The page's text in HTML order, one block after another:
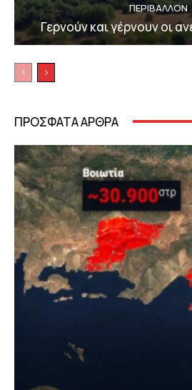
ΠΕΡΙΒΆΛΛΟΝ
Γερνούν και γέρνουν οι
ΠΡΟΣΦΑΤΑ ΑΡΘΡΑ